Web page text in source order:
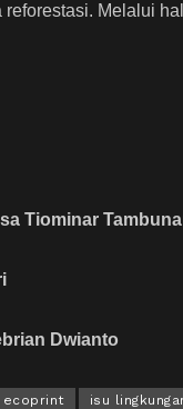
reforestasi. Melalui
Tiominar
Dwianto
ecoprint isu